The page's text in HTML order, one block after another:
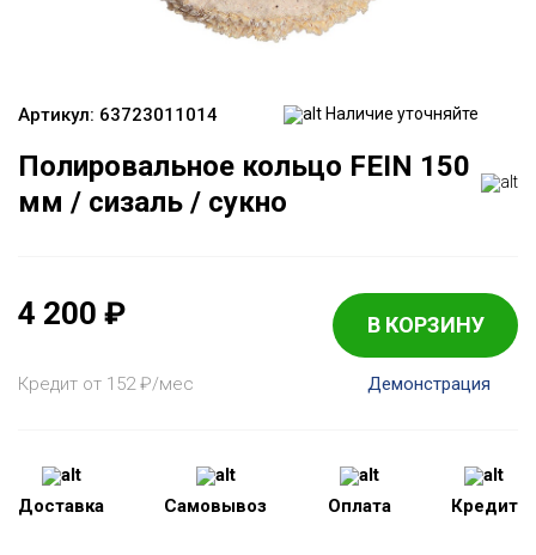
Артикул: 63723011014 Наличие уточняйте
Полировальное кольцо FEIN 150
мм / сизаль / сукно
4 200 ₽ В КОРЗИНУ
Кредит от 152₽/мес Демонстрация
Доставка Самовывоз Оплата Кредит